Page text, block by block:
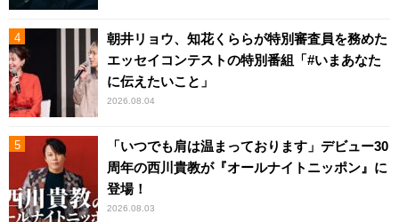
朝井リョウ、知花くららが特別審査員を務めた
エッセイコンテストの特別番組「#いまあなた
に伝えたいこと」
2026.08.04
「いつでも肩は温まっております」デビュー30
周年の西川貴教が『オールナイトニッポン』に
登場！
2026.08.03